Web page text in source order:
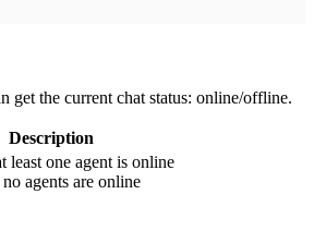
get the current chat status: online/offline.
Description
least one agent is online
agents are online